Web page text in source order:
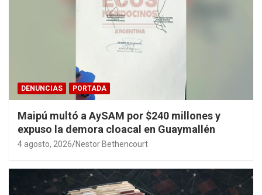
DENUNCIAS PORTADA
Maipú multó a AySAM por $240 millones y
expuso la demora cloacal en Guaymallén
4 agosto, 2026 Nestor Bethencourt